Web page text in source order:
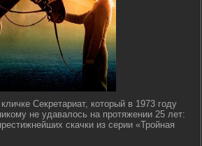
Секретариат, который в 1973 году
не удавалось на протяжении 25 лет:
скачки из серии «Тройная